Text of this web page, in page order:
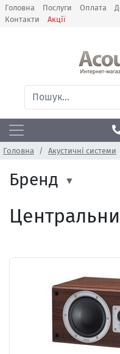
Головна Послуги Оплата
Контакти
Акції
Головна Акустичні системи
Бренд